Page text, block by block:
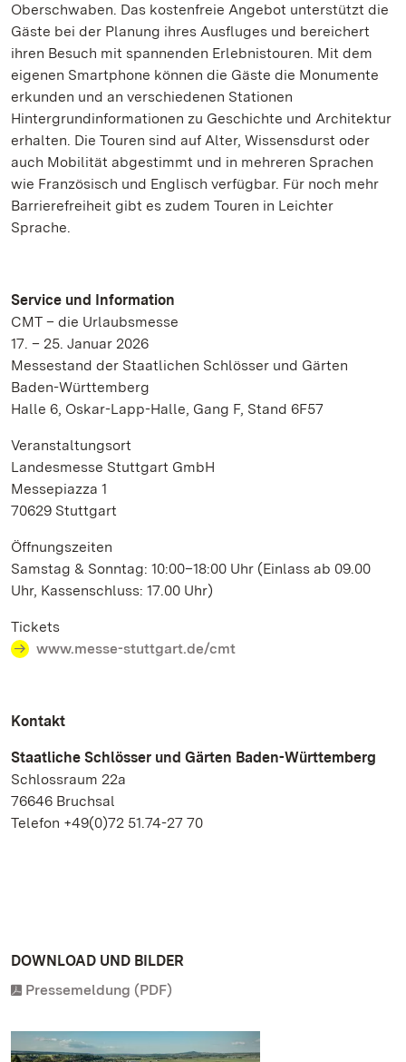
Oberschwaben. Das kostenfreie Angebot unterstützt die
Gäste bei der Planung ihres Ausfluges und bereichert
ihren Besuch mit spannenden Erlebnistouren. Mit dem
eigenen Smartphone können die Gäste die Monumente
erkunden und an verschiedenen Stationen
Hintergrundinformationen zu Geschichte und Architektur
erhalten. Die Touren sind auf Alter, Wissensdurst oder
auch Mobilität abgestimmt und in mehreren Sprachen
wie Französisch und Englisch verfügbar. Für noch mehr
Barrierefreiheit gibt es zudem Touren in Leichter
Sprache.
Service und Information
CMT – die Urlaubsmesse
17. – 25. Januar 2026
Messestand der Staatlichen Schlösser und Gärten
Baden-Württemberg
Halle 6, Oskar-Lapp-Halle, Gang F, Stand 6F57
Veranstaltungsort
Landesmesse Stuttgart GmbH
Messepiazza 1
70629 Stuttgart
Öffnungszeiten
Samstag & Sonntag: 10:00–18:00 Uhr (Einlass ab 09.00
Uhr, Kassenschluss: 17.00 Uhr)
Tickets
www.messe-stuttgart.de/cmt
Kontakt
Staatliche Schlösser und Gärten Baden-Württemberg
Schlossraum 22a
76646 Bruchsal
Telefon +49(0)72 51.74-27 70
DOWNLOAD UND BILDER
Pressemeldung (PDF)